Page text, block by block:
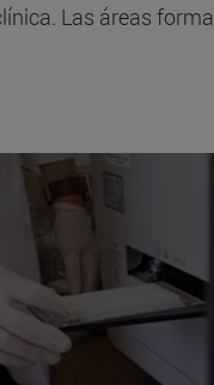
Las áreas